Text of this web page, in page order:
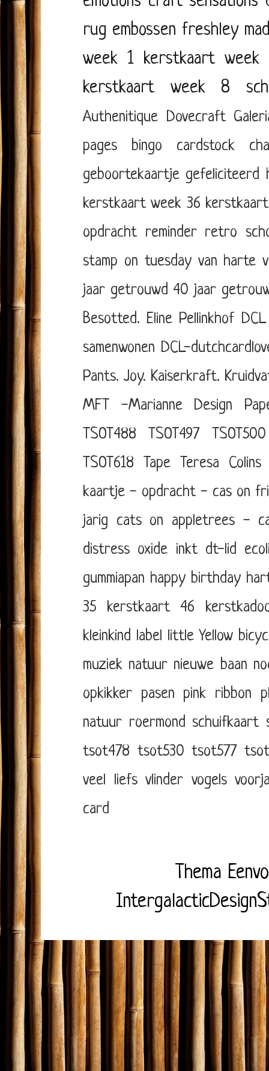
rug embossen freshley
week 1 kerstkaart week
kerstkaart week 8
Authenitique Dovecraft
pages
bingo cardstock
geboortekaartje gefeliciteerd
kerstkaart week 36
opdracht reminder retro
stamp on tuesday van harte
jaar getrouwd 40 jaar
Besotted. Eline Pellinkhof
samenwonen DCL-
Pants. Joy. Kaiserkraft.
MFT -Marianne Design
TSOT488
TSOT497
TSOT500
TSOT618
Tape
Teresa Colins
kaartje - opdracht - cas on
jarig cats on appletrees -
distress oxide inkt dt-lid
gummiapan happy birthday
35
kerstkaart 46
kleinkind label little Yellow
muziek natuur nieuwe baan
opkikker pasen pink ribbon
natuur roermond schuifkaart
tsot478 tsot530 tsot577
veel liefs vlinder vogels
card
Thema